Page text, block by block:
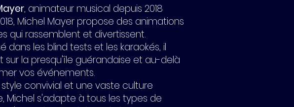
, animateur musical depuis 2018
Michel Mayer propose des animations
qui rassemblent et divertissent.
dans les blind tests et les karaokés, il
sur la presqu'île guérandaise et au-delà
vos événements.
convivial et une vaste culture
Michel s'adapte à tous les types de